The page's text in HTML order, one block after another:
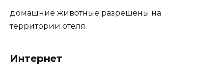
домашние животные разрешены на
территории отеля.
Интернет